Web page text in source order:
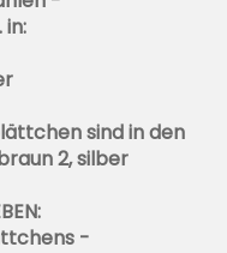
in:
sind in den
2, silber
-